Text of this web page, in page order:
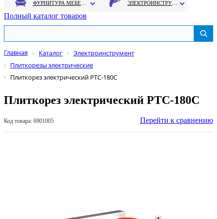
Полный каталог товаров
Главная Каталог
Электроинструмент
Плиткорезы электрические
Плиткорез электрический РТС-180С
Плиткорез электрический РТС-180С
Код товара: 6901005 Перейти к сравнению